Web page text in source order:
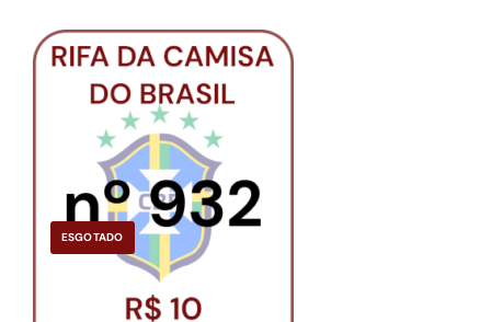
ESGOTADO